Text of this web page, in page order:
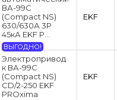
ВА-99C
(Compact NS)
630/630А 3P
45кА EKF P...
ВЫГОДНО!
EKF
Электропривод
к ВА-99С
(Compact NS)
CD/2-250 EKF
PROxima
EKF